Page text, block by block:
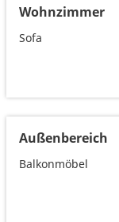
Wohnzimmer
Sofa
Außenbereich
Balkonmöbel